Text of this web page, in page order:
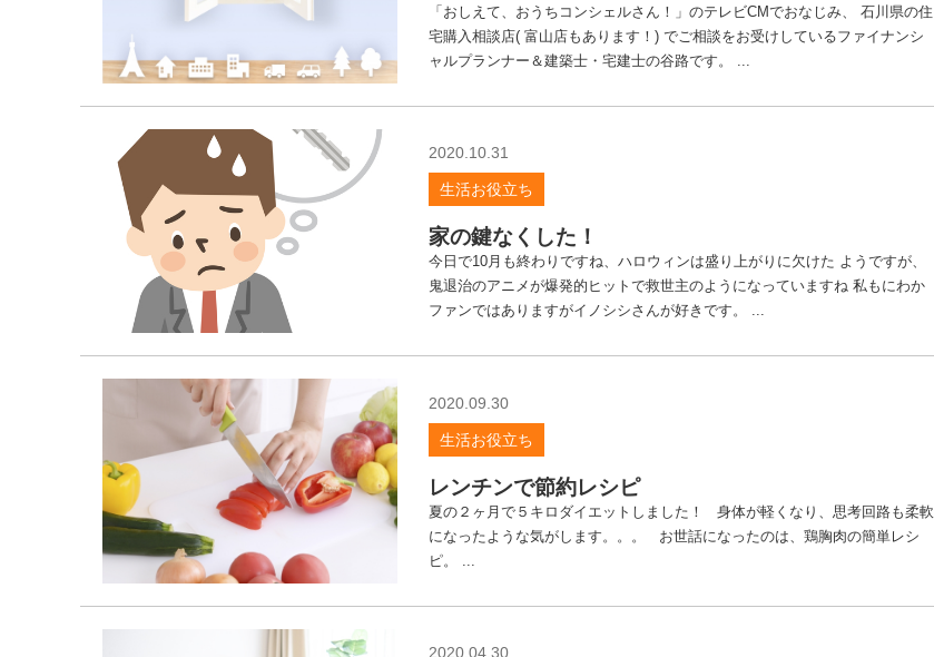
「おしえて、おうちコンシェルさん！」のテレビCMでおなじみ、 石川県の住
宅購入相談店( 富山店もあります！) でご相談をお受けしているファイナンシ
ャルプランナー＆建築士・宅建士の谷路です。 ...
2020.10.31
生活お役立ち
家の鍵なくした！
今日で10月も終わりですね、ハロウィンは盛り上がりに欠けた ようですが、
鬼退治のアニメが爆発的ヒットで救世主のようになっていますね 私もにわか
ファンではありますがイノシシさんが好きです。 ...
2020.09.30
生活お役立ち
レンチンで節約レシピ
夏の２ヶ月で５キロダイエットしました！ 身体が軽くなり、思考回路も柔軟
になったような気がします。。。 お世話になったのは、鶏胸肉の簡単レシ
ピ。 ...
2020.04.30